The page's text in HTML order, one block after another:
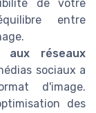
de votre
entre
aux réseaux
sociaux a
d'image.
des